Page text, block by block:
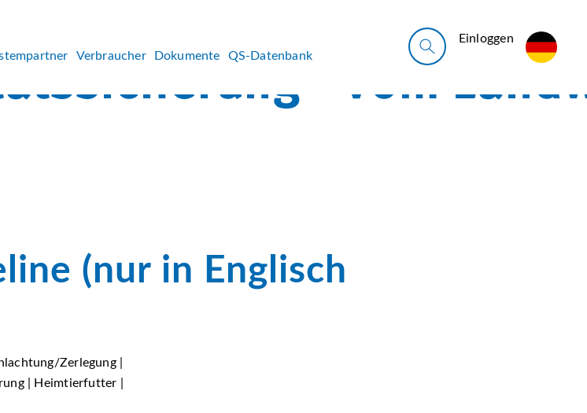
Verbraucher Dokumente QS-Datenbank
Ein­log­gen
(nur in Englisch
Zerlegung |
| Heimtierfutter |